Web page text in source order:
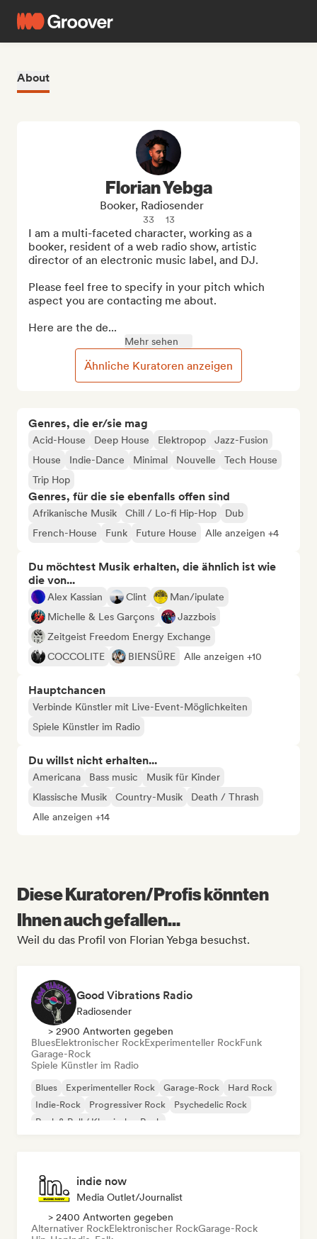
About
Genres, die er/sie mag
Acid-House Deep House Elektropop
Jazz-Fusion
House
Indie-Dance Minimal Nouvelle
Tech House
Trip Hop
Genres, für die sie ebenfalls offen sind
Afrikanische Musik Chill / Lo-fi Hip-Hop
Dub
French-House
Funk Future House Alle anzeigen +4
Du möchtest Musik erhalten, die ähnlich ist wie
die von...
Alex Kassian Clint
Man/ipulate
Michelle & Les Garçons
Jazzbois
Zeitgeist Freedom Energy Exchange
COCCOLITE
BIENSÜRE Alle anzeigen +10
Hauptchancen
Verbinde Künstler mit Live-Event-Möglichkeiten
Spiele Künstler im Radio
Du willst nicht erhalten...
Americana Bass music
Musik für Kinder
Klassische Musik
Country-Musik
Death / Thrash
Alle anzeigen +14
Florian Yebga
Booker, Radiosender
33 13
I am a multi-faceted character, working as a
booker, resident of a web radio show, artistic
director of an electronic music label, and DJ.
Please feel free to specify in your pitch which
aspect you are contacting me about.
Here are the de...
Mehr sehen
Ähnliche Kuratoren anzeigen
Diese Kuratoren/Profis könnten
Ihnen auch gefallen...
Weil du das Profil von Florian Yebga besuchst.
Good Vibrations Radio
Radiosender
> 2900 Antworten gegeben
BluesElektronischer RockExperimenteller RockFunk
Garage-Rock
Spiele Künstler im Radio
Blues Experimenteller Rock Garage-Rock
Hard Rock
Indie-Rock
Progressiver Rock
Psychedelic Rock
Rock & Roll / Klassischer Rock
indie now
Media Outlet/Journalist
> 2400 Antworten gegeben
Alternativer RockElektronischer RockGarage-Rock